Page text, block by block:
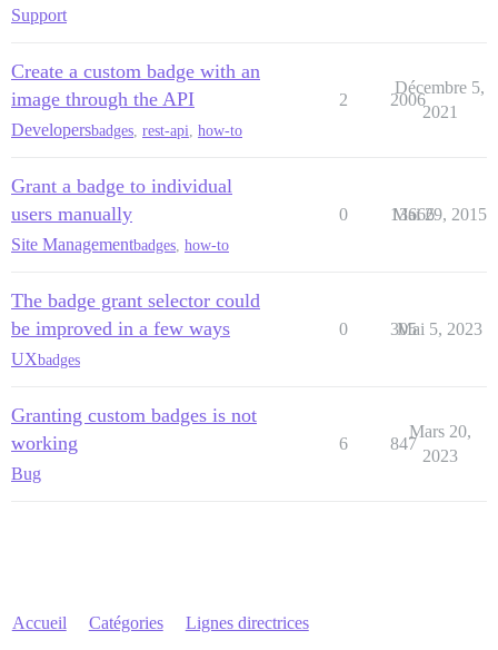
Support
Create a custom badge with an
image through the API
Developersbadges rest-api how-to
2 2006
Décembre 5,
2021
Grant a badge to individual
users manually
Site Managementbadges how-to
0 13666
Mai 29, 2015
The badge grant selector could
be improved in a few ways
UXbadges
0 305
Mai 5, 2023
Granting custom badges is not
working
Bug
6 847
Mars 20,
2023
Accueil Catégories Lignes directrices